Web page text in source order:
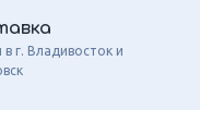
в г. Владивосток и